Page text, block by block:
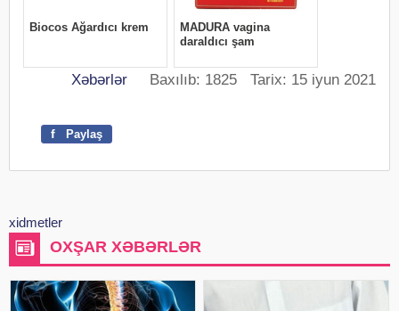
Xəbərlər Baxılıb: 1825 Tarix: 15 iyun 2021
f Paylaş
xidmetler
OXŞAR XƏBƏRLƏR